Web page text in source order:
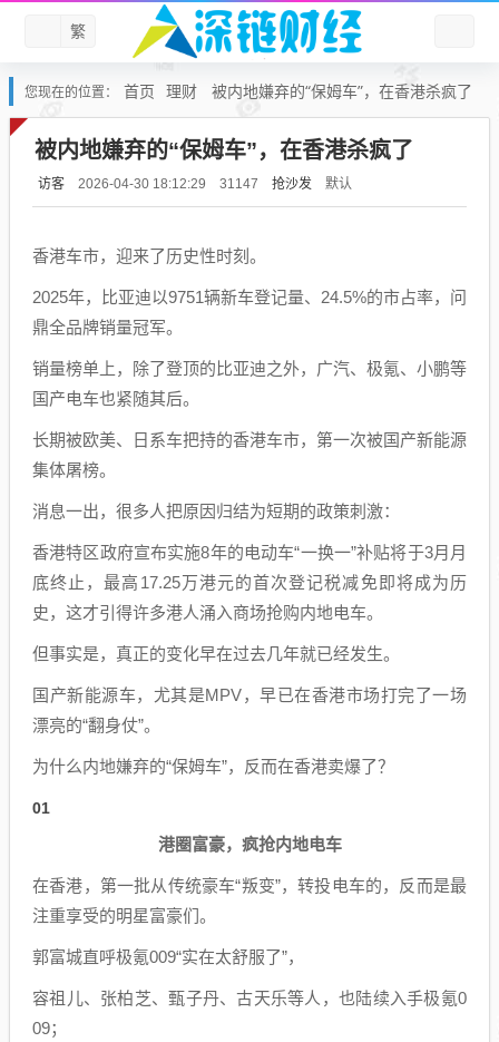
繁
您现在的位置： 首页 理财 被内地嫌弃的“保姆车”，在香港杀疯了
被内地嫌弃的“保姆车”，在香港杀疯了
访客 2026-04-30 18:12:29 31147 抢沙发 默认
香港车市，迎来了历史性时刻。
2025年，比亚迪以9751辆新车登记量、24.5%的市占率，问
鼎全品牌销量冠军。
销量榜单上，除了登顶的比亚迪之外，广汽、极氪、小鹏等
国产电车也紧随其后。
长期被欧美、日系车把持的香港车市，第一次被国产新能源
集体屠榜。
消息一出，很多人把原因归结为短期的政策刺激：
香港特区政府宣布实施8年的电动车“一换一”补贴将于3月月
底终止，最高17.25万港元的首次登记税减免即将成为历
史，这才引得许多港人涌入商场抢购内地电车。
但事实是，真正的变化早在过去几年就已经发生。
国产新能源车，尤其是MPV，早已在香港市场打完了一场
漂亮的“翻身仗”。
为什么内地嫌弃的“保姆车”，反而在香港卖爆了？
01
港圈富豪，疯抢内地电车
在香港，第一批从传统豪车“叛变”，转投电车的，反而是最
注重享受的明星富豪们。
郭富城直呼极氪009“实在太舒服了”，
容祖儿、张柏芝、甄子丹、古天乐等人，也陆续入手极氪0
09；